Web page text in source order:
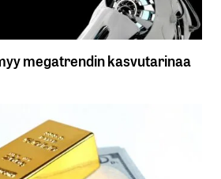
megatrendin kasvutarinaa